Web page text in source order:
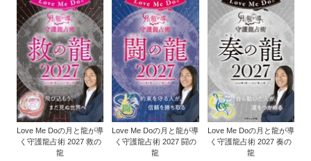
Love Me Doの月と龍が導
く守護龍占術 2027 救の
龍
Love Me Doの月と龍が導
く守護龍占術 2027 闘の
龍
Love Me Doの月と龍が導
く守護龍占術 2027 奏の
龍